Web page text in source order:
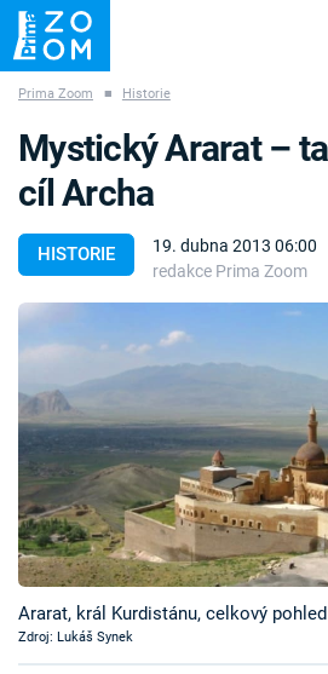
ZÁHADY VETŘELCI DÁVNOVĚKU
Témata
Pořady
TV Program
Časopis
Sledujte prima+
Prima Zoom ■ Historie
HISTORIE
19. dubna 2013 06:00
redakce Prima Zoom
Mystický Ararat –
cíl Archa
Ararat, král Kurdistánu, celkový pohled
Zdroj: Lukáš Synek